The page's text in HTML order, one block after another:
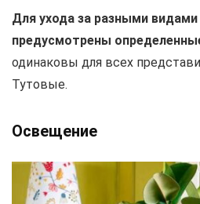
Для ухода за разными
предусмотрены
одинаковы для всех
Тутовые.
Освещение